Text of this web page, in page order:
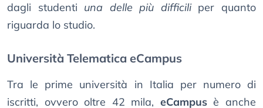
dagli studenti una delle più difficiliper quanto
riguarda lo studio.
Università Telematica eCampus
Tra le prime università in Italia per numero di
iscritti, ovvero oltre 42 mila, eCampusè anche